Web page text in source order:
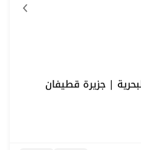
| جزيرة قطيفان